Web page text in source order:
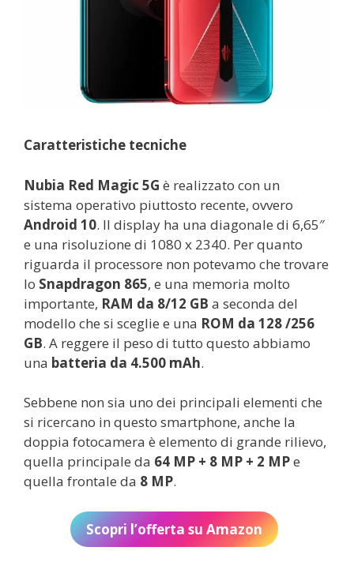
Caratteristiche tecniche
Nubia Red Magic 5G è realizzato con un
sistema operativo piuttosto recente, ovvero
Android 10. Il display ha una diagonale di 6,65″
e una risoluzione di 1080 x 2340. Per quanto
riguarda il processore non potevamo che trovare
lo Snapdragon 865, e una memoria molto
importante, RAM da 8/12 GB a seconda del
modello che si sceglie e una ROM da 128 /256
GB. A reggere il peso di tutto questo abbiamo
una batteria da 4.500 mAh.
Sebbene non sia uno dei principali elementi che
si ricercano in questo smartphone, anche la
doppia fotocamera è elemento di grande rilievo,
quella principale da 64 MP + 8 MP + 2 MPe
quella frontale da 8 MP.
Scopri l’offerta su Amazon